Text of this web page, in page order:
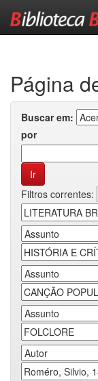
Página
Buscar em:
por
Filtros correntes: